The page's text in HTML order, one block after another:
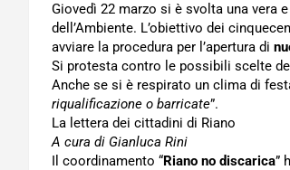
Giovedì 22 marzo si è svolta una vera
dell’Ambiente. L’obiettivo dei
avviare la procedura per l’apertura di
Si protesta contro le possibili scelte
Anche se si è respirato un clima di
riqualificazione o barricate”.
La lettera dei cittadini di Riano
A cura di Gianluca Rini
Il coordinamento “Riano no discarica”